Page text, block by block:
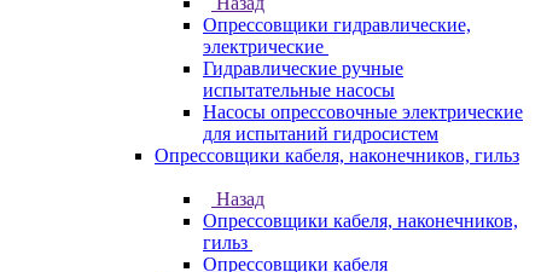
Опрессовщики гидравлические,
электрические
Гидравлические ручные
испытательные насосы
Насосы опрессовочные электрические
для испытаний гидросистем
Опрессовщики кабеля, наконечников, гильз
Назад
Опрессовщики кабеля, наконечников,
гильз
Опрессовщики кабеля